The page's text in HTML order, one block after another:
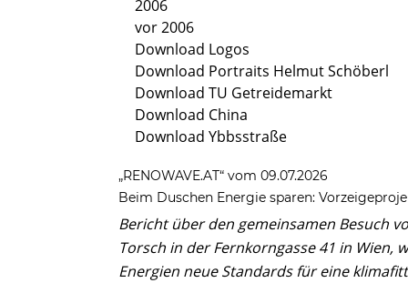
2006
vor 2006
Download Logos
Download Portraits Helmut Schöberl
Download TU Getreidemarkt
Download China
Download Ybbsstraße
„RENOWAVE.AT“ vom 09.07.2026
Beim Duschen Energie sparen:
Bericht über den gemeinsamen Besuch
Torsch in der Fernkorngasse 41 in
Energien neue Standards für eine